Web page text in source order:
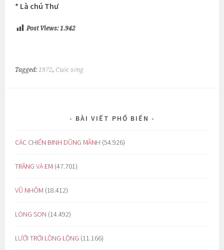
* Là chú Thư
Post Views: 1.942
Tagged: 1972,Cuộc sống
BÀI VIẾT PHỔ BIẾN
CÁC CHIẾN BINH DŨNG MÃNH (54.926)
TRĂNG VÀ EM (47.701)
VŨ NHÔM (18.412)
LÒNG SON (14.492)
LƯỚI TRỜI LỒNG LỘNG (11.166)